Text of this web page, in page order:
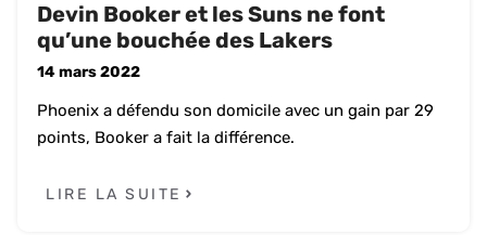
Devin Booker et les Suns ne font
qu’une bouchée des Lakers
14 mars 2022
Phoenix a défendu son domicile avec un gain par 29
points, Booker a fait la différence.
LIRE LA SUITE